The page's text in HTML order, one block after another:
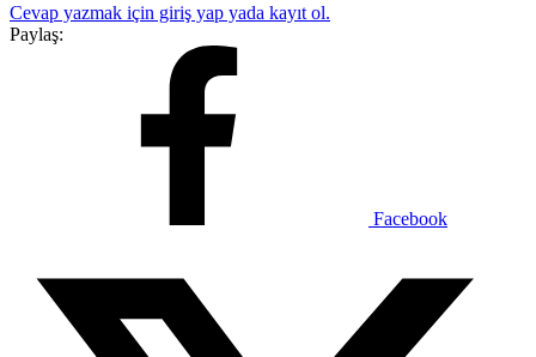
Cevap yazmak için giriş yap yada kayıt ol.
Paylaş:
Facebook